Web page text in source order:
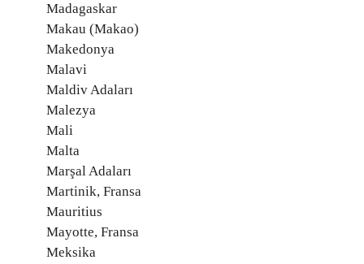
Madagaskar
Makau (Makao)
Makedonya
Malavi
Maldiv Adaları
Malezya
Mali
Malta
Marşal Adaları
Martinik, Fransa
Mauritius
Mayotte, Fransa
Meksika